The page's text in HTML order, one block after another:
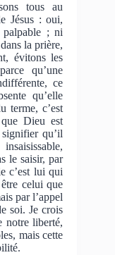
tous au
Jésus : oui,
; ni
la prière,
évitons les
qu’une
ce
qu’elle
terme, c’est
Dieu est
signifier qu’il
le saisir, par
c’est lui qui
celui que
par l’appel
soi. Je crois
notre liberté,
mais cette